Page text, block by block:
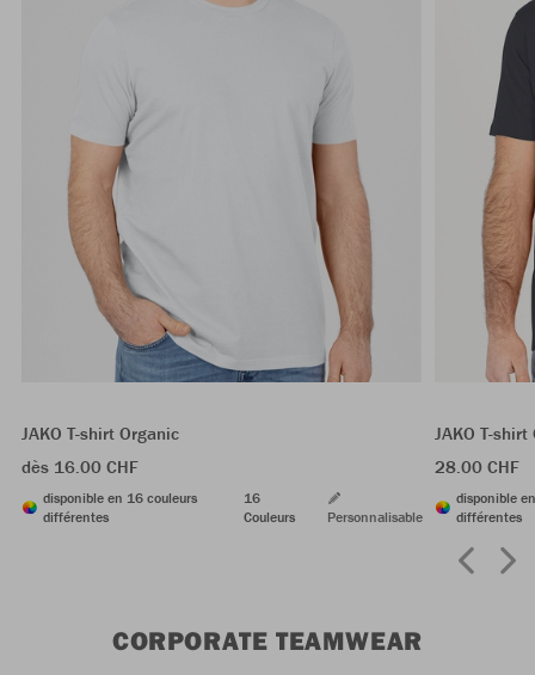
JAKO T-shirt Organic
dès 16.00 CHF
disponible en 16 couleurs
différentes
16
Couleurs
Personnalisable
JAKO T-
28.00 CHF
disponible
différentes
CORPORATE TEAMWEAR